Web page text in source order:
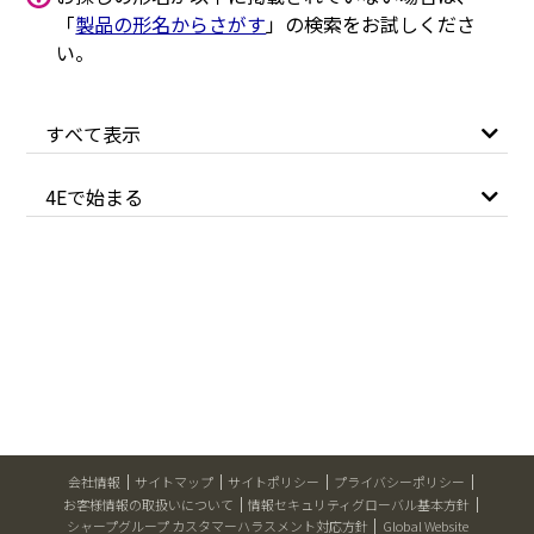
「製品の形名からさがす」の検索をお試しくださ
い。
すべて表示
4Eで始まる
会社情報 サイトマップ サイトポリシー
プライバシーポリシー
お客様情報の取扱いについて
情報セキュリティグローバル基本方針
シャープグループ カスタマーハラスメント対応方針
Global Website